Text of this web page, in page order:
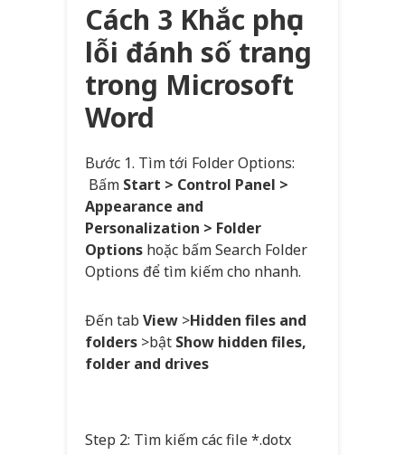
Cách 3 Khắc phục
lỗi đánh số trang
trong Microsoft
Word
Bước 1. Tìm tới Folder Options:
Bấm Start > Control Panel >
Appearance and
Personalization > Folder
Options hoặc bấm Search Folder
Options để tìm kiếm cho nhanh.
Đến tab View >Hidden files and
folders >bật Show hidden files,
folder and drives
Step 2: Tìm kiếm các file *.dotx